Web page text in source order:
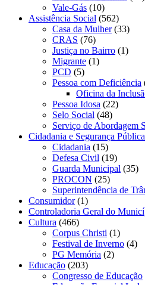
Vale-Gás (10)
Assistência Social (562)
Casa da Mulher(33)
CRAS (76)
Justiça no Bairro (1)
Migrante (1)
PCD (5)
Pessoa com Deficiência
Oficina da
Pessoa Idosa (22)
Selo Social (48)
Serviço de Abordagem
Cidadania e Segurança Pública
Cidadania (15)
Defesa Civil (19)
Guarda Municipal (35)
PROCON (25)
Superintendência de
Consumidor(1)
Controladoria Geral do
Cultura (466)
Corpus Christi (1)
Festival de Inverno (4)
PG Memória (2)
Educação (203)
Congresso de Educação